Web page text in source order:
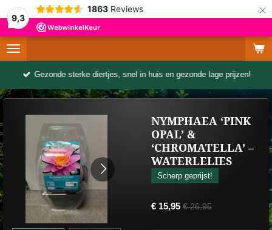
9,3
1863 Reviews ×
Gezonde sterke diertjes, snel in huis en gezonde lage prijzen!
NYMPHAEA ‘PINK
OPAL’ &
‘CHROMATELLA’ –
WATERLELIES
Scherp geprijst!
€ 15,95 € 26,95